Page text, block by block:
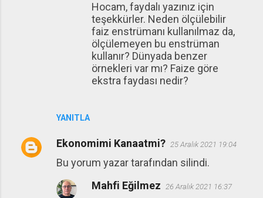
YANITLA
Hocam, faydalı yazınız için
teşekkürler. Neden ölçülebilir
faiz enstrümanı kullanılmaz da,
ölçülemeyen bu enstrüman
kullanır? Dünyada benzer
örnekleri var mı? Faize göre
ekstra faydası nedir?
Ekonomimi Kanaatmi? 25 Aralık 2021 19:04
Bu yorum yazar tarafından silindi.
Mahfi Eğilmez 26 Aralık 2021 16:37